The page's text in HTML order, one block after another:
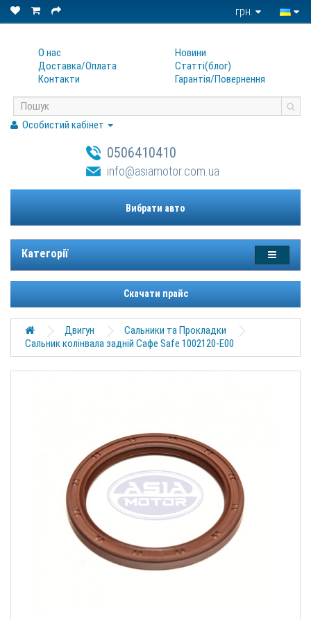
грн.
О нас
Доставка/Оплата
Контакти
Новини
Статтi(блог)
Гарантiя/Повернення
Особистий кабінет
0506410410
info@asiamotor.com.ua
Вибрати авто
Категорії
Скачати прайс
Двигун
Сальники та Прокладки
Сальник колінвала задній Сафе Safe 1002120-E00